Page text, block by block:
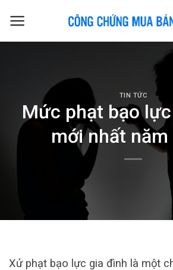
TIN TỨC
Mức phạt bạo
mới nhất năm
Xử phạt bạo lực gia đình là một